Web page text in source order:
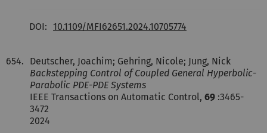
DOI: 10.1109/MFI62651.2024.10705774
654.
Deutscher, Joachim; Gehring, Nicole; Jung, Nick
Backstepping Control of Coupled General Hyperbolic-
Parabolic PDE-PDE Systems
IEEE Transactions on Automatic Control, 69 :3465-
3472
2024